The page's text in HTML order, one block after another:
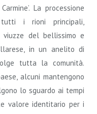
La processione
i rioni principali,
del bellissimo e
in un anelito di
tutta la comunità.
alcuni mantengono
lo sguardo ai tempi
valore identitario per i